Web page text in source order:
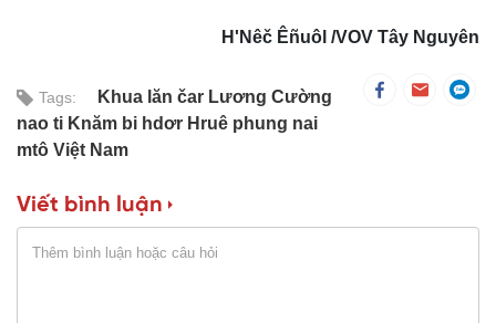
H'Nêč Êñuôl /VOV Tây Nguyên
Tags:
Khua lăn čar Lương Cường
nao ti Knăm bi hdơr Hruê phung nai
mtô Việt Nam
Viết bình luận